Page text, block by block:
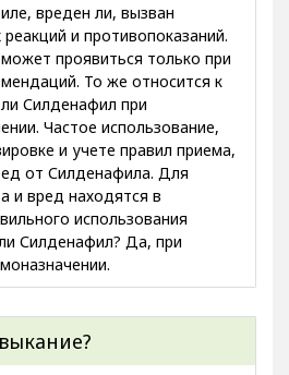
вреден ли, вызван
и противопоказаний.
проявиться только при
То же относится к
Силденафил при
Частое использование,
и учете правил приема,
от Силденафила. Для
и вред находятся в
использования
Силденафил? Да, при